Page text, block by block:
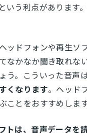
いう利点があります
ッドフォンや再生ソ
なかなか聞き取れな
う。こういった音声は
くなります。ヘッド
ことをおすすめします
トは、音声データを